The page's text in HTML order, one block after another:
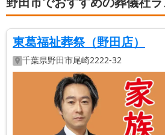
した結果、追加料金等がなく、
者さんとのことから「あさひ葬
した。
東葛福祉葬祭（野田店）
千葉県野田市尾崎2222-32